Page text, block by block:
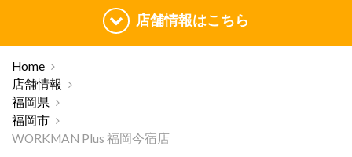
店舗情報はこちら
Home
店舗情報
福岡県
福岡市
WORKMAN Plus 福岡今宿店